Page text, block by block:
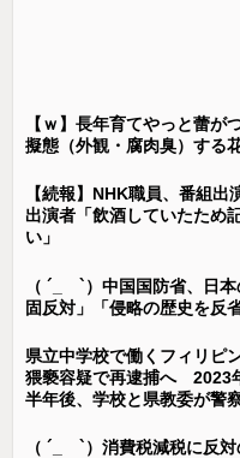
【ｗ】長年育てやっと蕾が
擬態（外観・腐肉臭）する
【続報】NHK職員、番組
出演者「飲酒していたため
い」
（ ´_ゝ`）中国国防省、日
固反対」「侵略の歴史を反
県立中学校で働くフィリピ
猥褻容疑で再逮捕へ 2023
半年後、学校と県教委が警
（ ´_ゝ`）消費税減税に反